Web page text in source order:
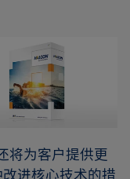
将为客户提供更